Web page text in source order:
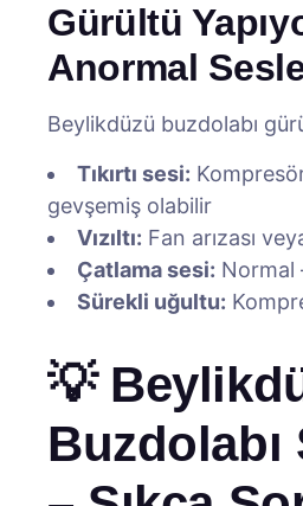
Gürültü
Anormal
Beylikdüzü buzdolabı
Tıkırtı sesi:
gevşemiş olabilir
Vızıltı: Fan arızası
Çatlama sesi: Normal
Sürekli uğultu:
💡
Buzdolabı